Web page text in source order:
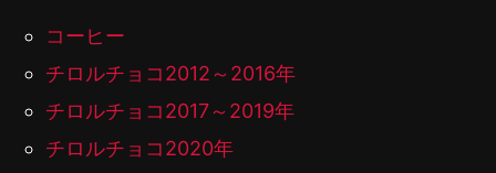
コーヒー
チロルチョコ2012～2016年
チロルチョコ2017～2019年
チロルチョコ2020年